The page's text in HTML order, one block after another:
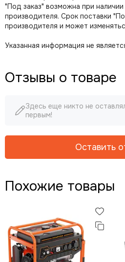
"Под заказ" возможна при
производителя. Срок поставки
производителя и может
Указанная информация не
Отзывы о товаре
Здесь еще никто не
первым!
Оставить
Похожие товары